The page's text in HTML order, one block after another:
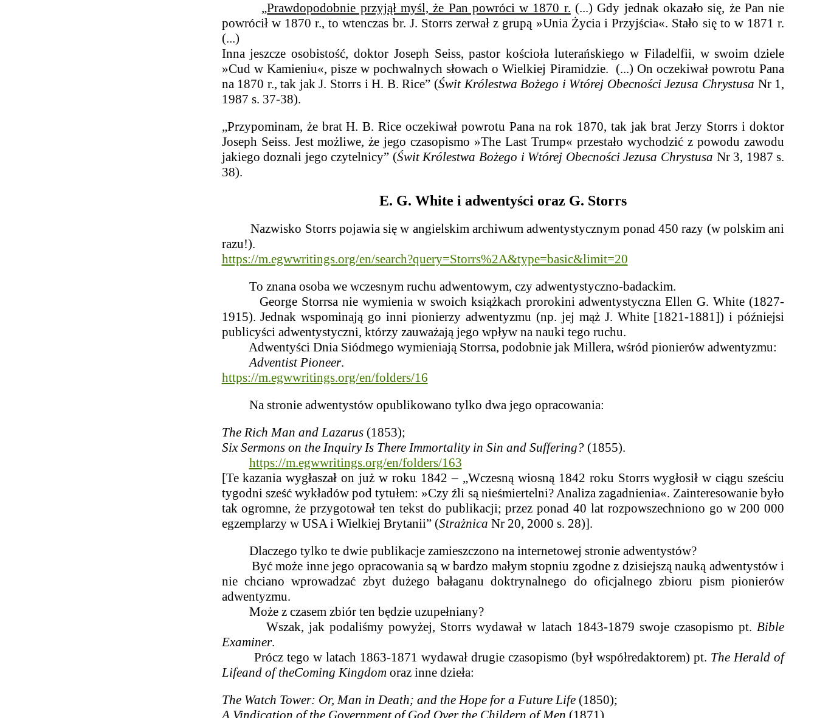
„Prawdopodobnie przyjął myśl, że Pan powróci w 1870 r. (...) Gdy jednak okazało się, że Pan nie
powrócił w 1870 r., to wtenczas br. J. Storrs zerwał z grupą »Unia Życia i Przyjścia«. Stało się to w 1871 r.
(...)
Inna jeszcze osobistość, doktor Joseph Seiss, pastor kościoła luterańskiego w Filadelfii, w swoim dziele
»Cud w Kamieniu«, pisze w pochwalnych słowach o Wielkiej Piramidzie. (...) On oczekiwał powrotu Pana
na 1870 r., tak jak J. Storrs i H. B. Rice” (Świt Królestwa Bożego i Wtórej Obecności Jezusa Chrystusa Nr 1,
1987 s. 37-38).
„Przypominam, że brat H. B. Rice oczekiwał powrotu Pana na rok 1870, tak jak brat Jerzy Storrs i doktor
Joseph Seiss. Jest możliwe, że jego czasopismo »The Last Trump« przestało wychodzić z powodu zawodu
jakiego doznali jego czytelnicy” (Świt Królestwa Bożego i Wtórej Obecności Jezusa Chrystusa Nr 3, 1987 s.
38).
E. G. White i adwentyści oraz G. Storrs
Nazwisko Storrs pojawia się w angielskim archiwum adwentystycznym ponad 450 razy (w polskim ani
razu!).
https://m.egwwritings.org/en/search?query=Storrs%2A&type=basic&limit=20
To znana osoba we wczesnym ruchu adwentowym, czy adwentystyczno-badackim.
George Storrsa nie wymienia w swoich książkach prorokini adwentystyczna Ellen G. White (1827-
1915). Jednak wspominają go inni pionierzy adwentyzmu (np. jej mąż J. White [1821-1881]) i późniejsi
publicyści adwentystyczni, którzy zauważają jego wpływ na nauki tego ruchu.
Adwentyści Dnia Siódmego wymieniają Storrsa, podobnie jak Millera, wśród pionierów adwentyzmu:
Adventist Pioneer.
https://m.egwwritings.org/en/folders/16
Na stronie adwentystów opublikowano tylko dwa jego opracowania:
The Rich Man and Lazarus (1853);
Six Sermons on the Inquiry Is There Immortality in Sin and Suffering? (1855).
https://m.egwwritings.org/en/folders/163
[Te kazania wygłaszał on już w roku 1842 –„Wczesną wiosną 1842 roku Storrs wygłosił w ciągu sześciu
tygodni sześć wykładów pod tytułem: »Czy źli są nieśmiertelni? Analiza zagadnienia«. Zainteresowanie było
tak ogromne, że przygotował ten tekst do publikacji; przez ponad 40 lat rozpowszechniono go w 200 000
egzemplarzy w USA i Wielkiej Brytanii” (Strażnica Nr 20, 2000 s. 28)].
Dlaczego tylko te dwie publikacje zamieszczono na internetowej stronie adwentystów?
Być może inne jego opracowania są w bardzo małym stopniu zgodne z dzisiejszą nauką adwentystów i
nie chciano wprowadzać zbyt dużego bałaganu doktrynalnego do oficjalnego zbioru pism pionierów
adwentyzmu.
Może z czasem zbiór ten będzie uzupełniany?
Wszak, jak podaliśmy powyżej, Storrs wydawał w latach 1843-1879 swoje czasopismo pt.Bible
Examiner.
Prócz tego w latach 1863-1871 wydawał drugie czasopismo (był współredaktorem) pt. The Herald of
Lifeand of theComing Kingdomoraz inne dzieła:
The Watch Tower: Or, Man in Death; and the Hope for a Future Life(1850);